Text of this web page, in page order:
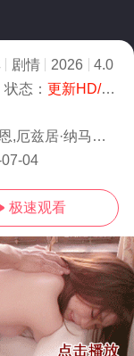
剧情 2026
4.0
状态： 更新HD/高清
苏·比切尔,阿齐兹·扎普库尔特,Ömer·Filikci,Ipek·Seyal
04
 极速观看